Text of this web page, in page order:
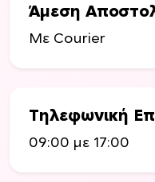
Άμεση
Με Courier
Τηλεφωνική
09:00 με 17:00